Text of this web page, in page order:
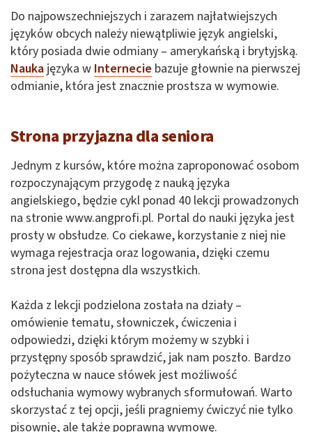
Do najpowszechniejszych i zarazem najłatwiejszych
języków obcych należy niewątpliwie język angielski,
który posiada dwie odmiany – amerykańską i brytyjską.
Nauka języka w Internecie bazuje głownie na pierwszej
odmianie, która jest znacznie prostsza w wymowie.
Strona przyjazna dla seniora
Jednym z kursów, które można zaproponować osobom
rozpoczynającym przygodę z nauką języka
angielskiego, będzie cykl ponad 40 lekcji prowadzonych
na stronie www.angprofi.pl. Portal do nauki języka jest
prosty w obsłudze. Co ciekawe, korzystanie z niej nie
wymaga rejestracja oraz logowania, dzięki czemu
strona jest dostępna dla wszystkich.
Każda z lekcji podzielona została na działy –
omówienie tematu, słowniczek, ćwiczenia i
odpowiedzi, dzięki którym możemy w szybki i
przystępny sposób sprawdzić, jak nam poszło. Bardzo
pożyteczna w nauce słówek jest możliwość
odsłuchania wymowy wybranych sformułowań. Warto
skorzystać z tej opcji, jeśli pragniemy ćwiczyć nie tylko
pisownię, ale także poprawną wymowę.